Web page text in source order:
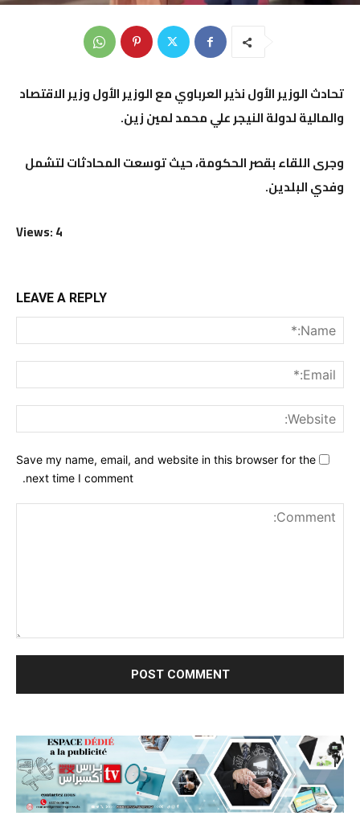
تحادث الوزير الأول نذير العرباوي مع الوزير الأول وزير الاقتصاد
والمالية لدولة النيجر علي محمد لمين زين.
وجرى اللقاء بقصر الحكومة، حيث توسعت المحادثات لتشمل
وفدي البلدين.
Views: 4
LEAVE A REPLY
Save my name, email, and website in this browser for the
next time I comment.